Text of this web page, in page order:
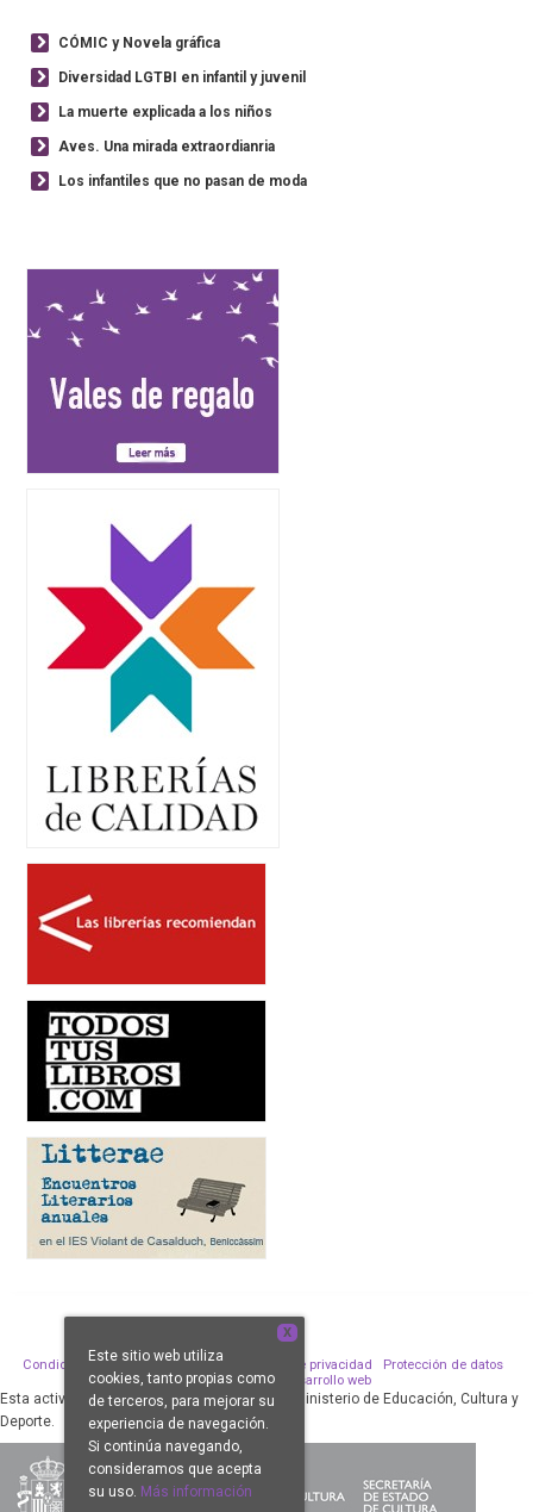
CÓMIC y Novela gráfica
Diversidad LGTBI en infantil y juvenil
La muerte explicada a los niños
Aves. Una mirada extraordianria
Los infantiles que no pasan de moda
Condiciones de venta Aviso legal Política de privacidad
Protección de datos
Política de Cookies
Desarrollo web
Esta actividad ha sido subvencionada por el Ministerio de Educación, Cultura y
Deporte.
X
Este sitio web utiliza
cookies, tanto propias como
de terceros, para mejorar su
experiencia de navegación.
Si continúa navegando,
consideramos que acepta
su uso. Más información